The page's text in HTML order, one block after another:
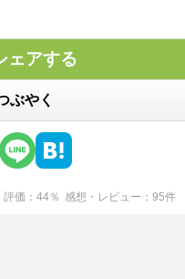
ェアする
ぶやく
評価 44％ 感想・レビュー 95件